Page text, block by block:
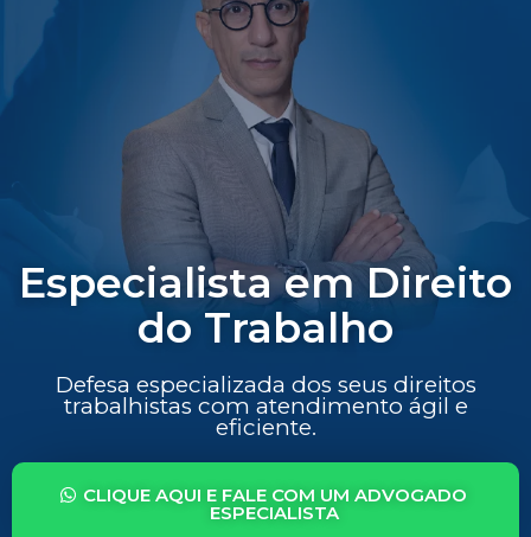
Especialista em Direito
do Trabalho
Defesa especializada dos seus direitos
trabalhistas com atendimento ágil e
eficiente.
CLIQUE AQUI E FALE COM UM ADVOGADO
ESPECIALISTA